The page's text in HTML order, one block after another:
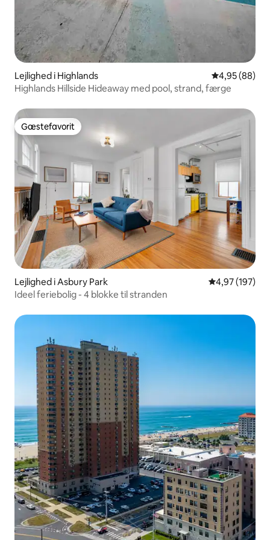
Lejlighed i Highlands 4,95 ud af 5 i
4,95 (88)
Highlands Hillside Hideaway med pool, strand, færge
Gæstefavorit
Gæstefavorit
Lejlighed i Asbury Park 4,97 ud af 5 i
4,97 (197)
Ideel feriebolig - 4 blokke til stranden